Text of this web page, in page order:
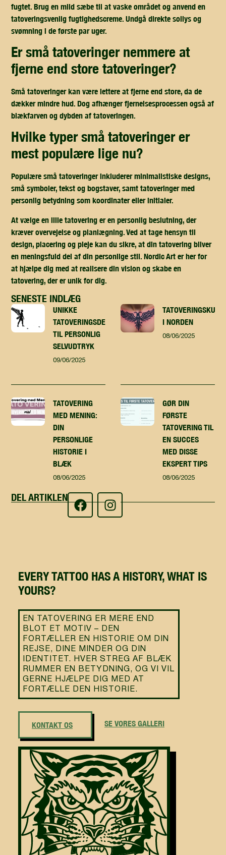
fugtet. Brug en mild sæbe til at vaske området og anvend en
tatoveringsvenlig fugtighedscreme. Undgå direkte sollys og
svømning i de første par uger.
er små tatoveringer nemmere at
fjerne end store tatoveringer?
Små tatoveringer kan være lettere at fjerne end store, da de
dækker mindre hud. Dog afhænger fjernelsesprocessen også af
blækfarven og dybden af tatoveringen.
hvilke typer små tatoveringer er
mest populære lige nu?
Populære små tatoveringer inkluderer minimalistiske designs,
små symboler, tekst og bogstaver, samt tatoveringer med
personlig betydning som koordinater eller initialer.
At vælge en lille tatovering er en personlig beslutning, der
kræver overvejelse og planlægning. Ved at tage hensyn til
design, placering og pleje kan du sikre, at din tatovering bliver
en meningsfuld del af din personlige stil. Nordic Art er her for
at hjælpe dig med at realisere din vision og skabe en
tatovering, der er unik for dig.
SENESTE INDLÆG
UNIKKE
TATOVERINGSDESIGN
TIL PERSONLIG
SELVUDTRYK
09/06/2025
TATOVERINGSKUNST
I NORDEN
08/06/2025
TATOVERING
MED MENING:
DIN
PERSONLIGE
HISTORIE I
BLÆK
08/06/2025
GØR DIN
FØRSTE
TATOVERING TIL
EN SUCCES
MED DISSE
EKSPERT TIPS
08/06/2025
DEL ARTIKLEN
EVERY TATTOO HAS A HISTORY, WHAT IS
YOURS?
EN TATOVERING ER MERE END
BLOT ET MOTIV – DEN
FORTÆLLER EN HISTORIE OM DIN
REJSE, DINE MINDER OG DIN
IDENTITET. HVER STREG AF BLÆK
RUMMER EN BETYDNING, OG VI VIL
GERNE HJÆLPE DIG MED AT
FORTÆLLE DEN HISTORIE.
KONTAKT OS SE VORES GALLERI